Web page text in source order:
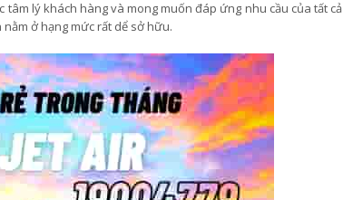
lý khách hàng và mong muốn đáp ứng nhu cầu của tất cả
nằm ở hạng mức rất dể sở hữu.